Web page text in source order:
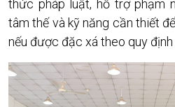
thức pháp luật, hỗ trợ phạm
tâm thế và kỹ năng cần thiết
nếu được đặc xá theo quy định